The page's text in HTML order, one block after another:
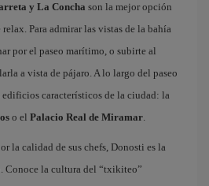
y La Concha son la mejor opción
Para admirar las vistas de la bahía
por el paseo marítimo, o subirte al
a vista de pájaro. A lo largo del paseo
edificios característicos de la ciudad: la
o el Palacio Real de Miramar.
la calidad de sus chefs, Donosti es la
la cultura del “txikiteo”